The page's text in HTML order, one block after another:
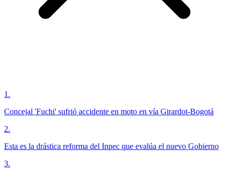
1 .
Concejal 'Fuchi' sufrió accidente en moto en vía Girardot-Bogotá
2.
Esta es la drástica reforma del Inpec que evalúa el nuevo Gobierno
3.